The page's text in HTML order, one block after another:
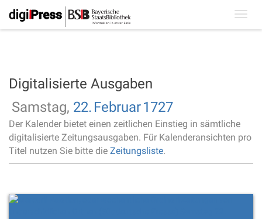
Digitalisierte Ausgaben
Samstag, 22. Februar1727
Der Kalender bietet einen zeitlichen Einstieg in sämtliche
digitalisierte Zeitungsausgaben. Für Kalenderansichten pro
Titel nutzen Sie bitte die Zeitungsliste.